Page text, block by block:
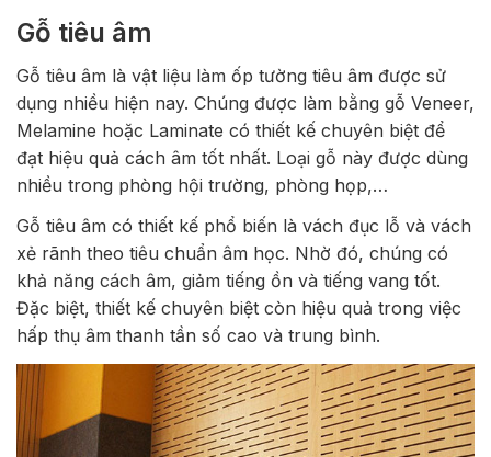
Gỗ tiêu âm
Gỗ tiêu âm là vật liệu làm ốp tường tiêu âm được sử
dụng nhiều hiện nay. Chúng được làm bằng gỗ Veneer,
Melamine hoặc Laminate có thiết kế chuyên biệt để
đạt hiệu quả cách âm tốt nhất. Loại gỗ này được dùng
nhiều trong phòng hội trường, phòng họp,…
Gỗ tiêu âm có thiết kế phổ biến là vách đục lỗ và vách
xẻ rãnh theo tiêu chuẩn âm học. Nhờ đó, chúng có
khả năng cách âm, giảm tiếng ồn và tiếng vang tốt.
Đặc biệt, thiết kế chuyên biệt còn hiệu quả trong việc
hấp thụ âm thanh tần số cao và trung bình.